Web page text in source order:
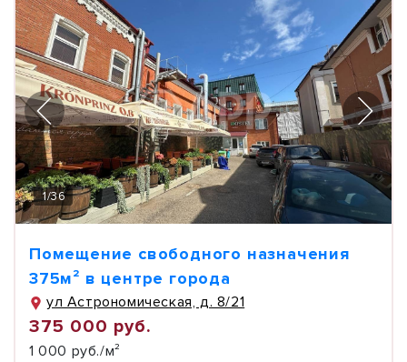
1/36
Помещение свободного назначения
375м² в центре города
ул Астрономическая, д. 8/21
375 000 руб.
1 000 руб./м²